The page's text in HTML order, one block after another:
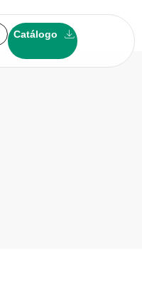
Catálogo